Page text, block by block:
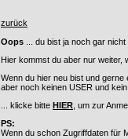
zurück
Oops ... du bist ja noch gar nicht
Hier kommst du aber nur weiter,
Wenn du hier neu bist und gerne
aber noch keinen USER und
... klicke bitte HIER , um zur
PS:
Wenn du schon Zugriffdaten für